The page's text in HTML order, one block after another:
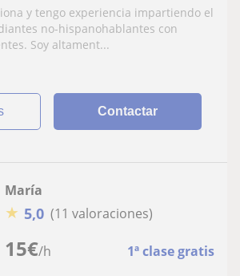
y tengo experiencia impartiendo el
no-hispanohablantes con
Soy altament...
Contactar
15€/h 1ª clase gratis
María
★ 5,0 (11 valoraciones)